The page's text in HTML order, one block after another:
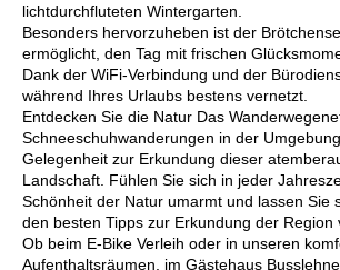
lichtdurchfluteten Wintergarten.
Besonders hervorzuheben ist der
ermöglicht, den Tag mit frischen
Dank der WiFi-Verbindung und der
während Ihres Urlaubs bestens vernetzt.
Entdecken Sie die Natur Das
Schneeschuhwanderungen in der
Gelegenheit zur Erkundung dieser
Landschaft. Fühlen Sie sich in jeder
Schönheit der Natur umarmt und lassen Sie
den besten Tipps zur Erkundung der Region
Ob beim E-Bike Verleih oder in unseren
Aufenthaltsräumen, im Gästehaus